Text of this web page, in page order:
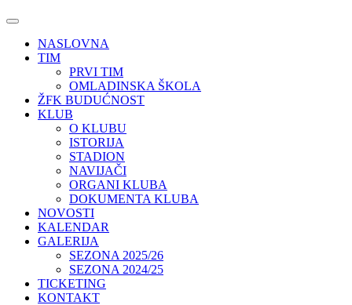
NASLOVNA
TIM
PRVI TIM
OMLADINSKA ŠKOLA
ŽFK BUDUĆNOST
KLUB
O KLUBU
ISTORIJA
STADION
NAVIJAČI
ORGANI KLUBA
DOKUMENTA KLUBA
NOVOSTI
KALENDAR
GALERIJA
SEZONA 2025/26
SEZONA 2024/25
TICKETING
KONTAKT